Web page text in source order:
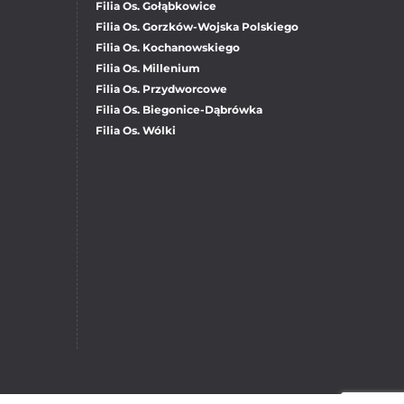
Filia Os. Gołąbkowice
Filia Os. Gorzków-Wojska Polskiego
Filia Os. Kochanowskiego
Filia Os. Millenium
Filia Os. Przydworcowe
Filia Os. Biegonice-Dąbrówka
Filia Os. Wólki